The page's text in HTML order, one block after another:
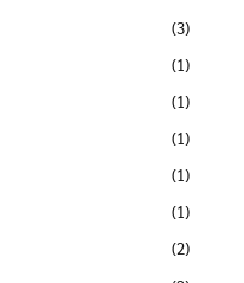
(3)
(1)
(1)
(1)
(1)
(1)
(2)